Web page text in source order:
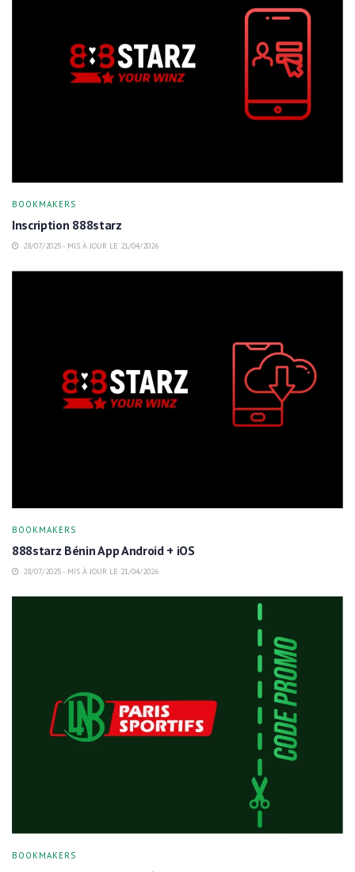
BOOKMAKERS
Inscription 888starz
28/07/2025 - MIS À JOUR LE 21/04/2026
BOOKMAKERS
888starz Bénin App Android + iOS
28/07/2025 - MIS À JOUR LE 21/04/2026
BOOKMAKERS